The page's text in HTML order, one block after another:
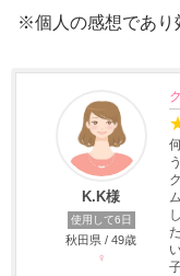
※個人の感想であり
K.K様
使用して6日
秋田県 / 49歳
♀